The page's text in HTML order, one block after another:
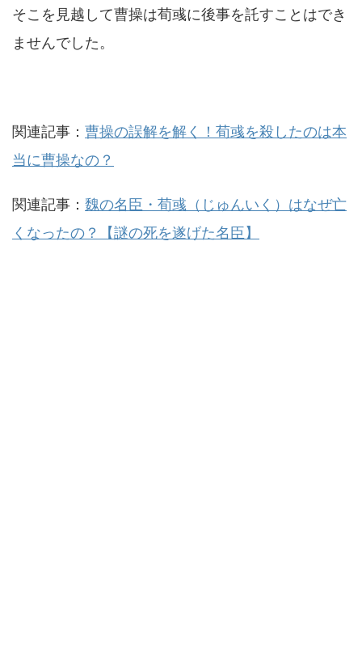
そこを見越して曹操は荀彧に後事を託すことはでき
ませんでした。
関連記事： 曹操の誤解を解く！荀彧を殺したのは本
当に曹操なの？
関連記事： 魏の名臣・荀彧（じゅんいく）はなぜ亡
くなったの？【謎の死を遂げた名臣】